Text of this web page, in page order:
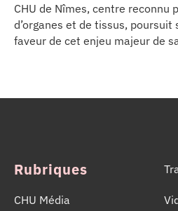
CHU de Nîmes, centre reconnu
d’organes et de tissus, poursuit
faveur de cet enjeu majeur de
Rubriques
CHU Média